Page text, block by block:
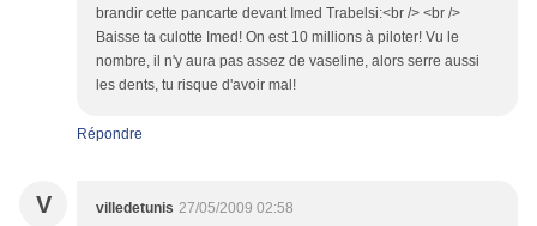
brandir cette pancarte devant Imed Trabelsi:<br /> <br />
Baisse ta culotte Imed! On est 10 millions à piloter! Vu le
nombre, il n'y aura pas assez de vaseline, alors serre aussi
les dents, tu risque d'avoir mal!
Répondre
V villedetunis 27/05/2009 02:58